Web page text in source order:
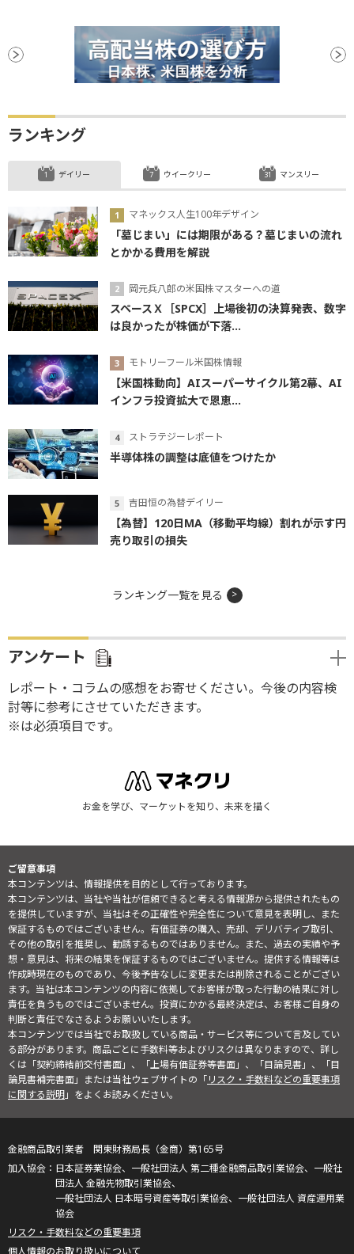
ランキング
デイリー
マネックス人生100年デザイン
「墓じまい」には期限がある？墓じまいの流れ
とかかる費用を解説
岡元兵八郎の米国株マスターへの道
スペースＸ［SPCX］上場後初の決算発表、数字
は良かったが株価が下落...
モトリーフール米国株情報
【米国株動向】AIスーパーサイクル第2幕、AI
インフラ投資拡大で恩恵...
ストラテジーレポート
半導体株の調整は底値をつけたか
吉田恒の為替デイリー
【為替】120日MA（移動平均線）割れが示す円
売り取引の損失
ウイークリー マンスリー
ランキング一覧を見る
アンケート
レポート・コラムの感想をお寄せください。今後の内容検
討等に参考にさせていただきます。
※は必須項目です。
お金を学び、マーケットを知り、未来を描く
ご留意事項
本コンテンツは、情報提供を目的として行っております。
本コンテンツは、当社や当社が信頼できると考える情報源から提供されたもの
を提供していますが、当社はその正確性や完全性について意見を表明し、また
保証するものではございません。有価証券の購入、売却、デリバティブ取引、
その他の取引を推奨し、勧誘するものではありません。また、過去の実績や予
想・意見は、将来の結果を保証するものではございません。提供する情報等は
作成時現在のものであり、今後予告なしに変更または削除されることがござい
ます。当社は本コンテンツの内容に依拠してお客様が取った行動の結果に対し
責任を負うものではございません。投資にかかる最終決定は、お客様ご自身の
判断と責任でなさるようお願いいたします。
本コンテンツでは当社でお取扱している商品・サービス等について言及してい
る部分があります。商品ごとに手数料等およびリスクは異なりますので、詳し
くは「契約締結前交付書面」、「上場有価証券等書面」、「目論見書」、「目
論見書補完書面」または当社ウェブサイトの「リスク・手数料などの重要事項
に関する説明」をよくお読みください。
金融商品取引業者 関東財務局長（金商）第165号
日本証券業協会、一般社団法人 第二種金融商品取引業協会、一般社
団法人 金融先物取引業協会、
一般社団法人 日本暗号資産等取引業協会、一般社団法人 資産運用業
協会
リスク・手数料などの重要事項
個人情報のお取り扱いについて